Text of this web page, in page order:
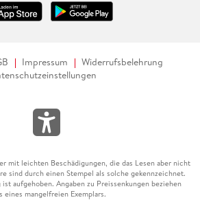
Impressum
Widerrufsbelehrung
mit leichten Beschädigungen, die das Lesen aber nicht
sind durch einen Stempel als solche gekennzeichnet.
aufgehoben. Angaben zu Preissenkungen beziehen
mangelfreien Exemplars.